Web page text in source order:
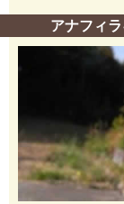
アナフィ